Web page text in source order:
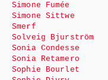
Simone Fumée
Simone Sittwe
Smerf
Solveig Bjurström
Sonia Condesse
Sonia Retamero
Sophie Bourlet